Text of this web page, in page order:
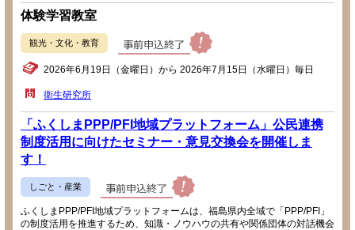
体験学習教室
観光・文化・教育
2026年6月19日（金曜日）から 2026年7月15日（水曜日）毎日
衛生研究所
「ふくしまPPP/PFI地域プラットフォーム」公民連携
制度活用に向けたセミナー・意見交換会を開催しま
す！
しごと・産業
ふくしまPPP/PFI地域プラットフォームは、福島県内全域で「PPP/PFI」
の制度活用を推進するため、知識・ノウハウの共有や関係団体の対話機会